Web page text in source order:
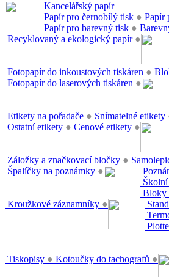
Kancelářský papír
Papír pro černobílý tisk ● Papír
Papír pro barevný tisk ●
Recyklovaný a ekologický papír ●
Fotopapír do inkoustových tiskáren ●
Fotopapír do laserových tiskáren ●
Etikety na pořadače ● Snímatelné etikety
Ostatní etikety ● Cenové etikety ●
Záložky a značkovací bločky ●
Špalíčky na poznámky ●
Bloky
Kroužkové záznamníky ●
Tiskopisy ● Kotoučky do tachografů ●